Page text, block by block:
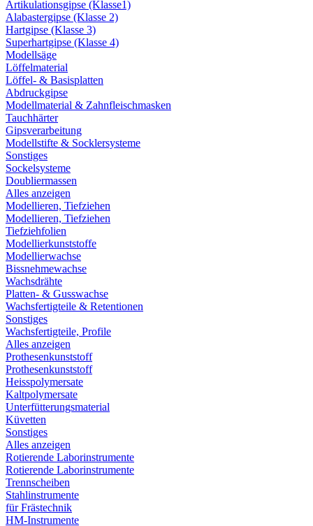
Artikulationsgipse (Klasse1)
Alabastergipse (Klasse 2)
Hartgipse (Klasse 3)
Superhartgipse (Klasse 4)
Modellsäge
Löffelmaterial
Löffel- & Basisplatten
Abdruckgipse
Modellmaterial & Zahnfleischmasken
Tauchhärter
Gipsverarbeitung
Modellstifte & Socklersysteme
Sonstiges
Sockelsysteme
Doubliermassen
Alles anzeigen
Modellieren, Tiefziehen
Modellieren, Tiefziehen
Tiefziehfolien
Modellierkunststoffe
Modellierwachse
Bissnehmewachse
Wachsdrähte
Platten- & Gusswachse
Wachsfertigteile & Retentionen
Sonstiges
Wachsfertigteile, Profile
Alles anzeigen
Prothesenkunststoff
Prothesenkunststoff
Heisspolymersate
Kaltpolymersate
Unterfütterungsmaterial
Küvetten
Sonstiges
Alles anzeigen
Rotierende Laborinstrumente
Rotierende Laborinstrumente
Trennscheiben
Stahlinstrumente
für Frästechnik
HM-Instrumente